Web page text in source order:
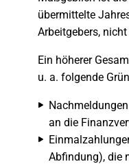
übermittelte
Arbeitgebers,
Ein höherer
u. a. folgende
an die
Abfindung), die